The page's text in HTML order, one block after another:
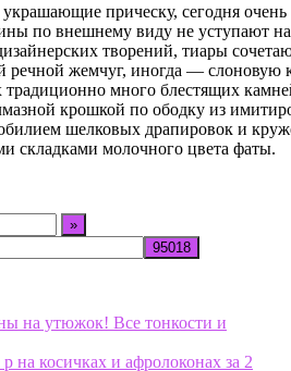
прическу, сегодня
по внешнему виду не уступают
творений, тиары
речной жемчуг, иногда — слоновую
много блестящих
крошкой по ободку из
шелковых драпировок и
складками молочного цвета фаты.
на утюжок! Все тонкости и
на косичках и афролоконах за 2